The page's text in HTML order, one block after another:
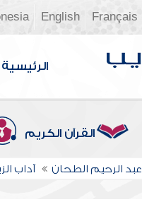
Français
English
الرئيسية
القرآن الكريم
عبد الرحيم الطحان آداب